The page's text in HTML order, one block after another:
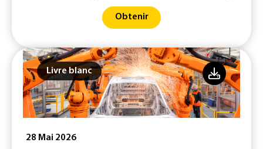
Obtenir
Livre blanc
28 Mai 2026